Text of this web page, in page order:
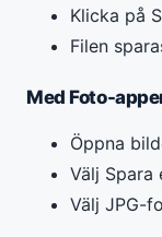
Klicka på
Filen
Med Foto-
Öppna
Välj Spara
Välj JPG-